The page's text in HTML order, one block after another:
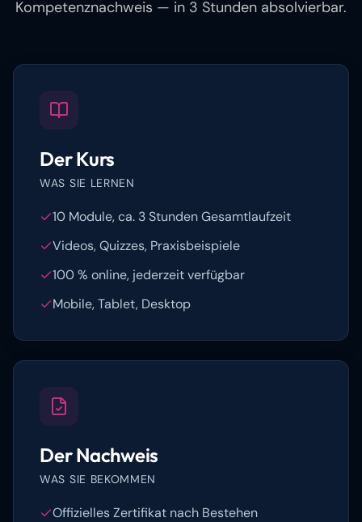
Kompetenznachweis — in 3 Stunden absolvierbar.
Der Kurs
WAS SIE LERNEN
10 Module, ca. 3 Stunden Gesamtlaufzeit
Videos, Quizzes, Praxisbeispiele
100 % online, jederzeit verfügbar
Mobile, Tablet, Desktop
Der Nachweis
WAS SIE BEKOMMEN
Offizielles Zertifikat nach Bestehen